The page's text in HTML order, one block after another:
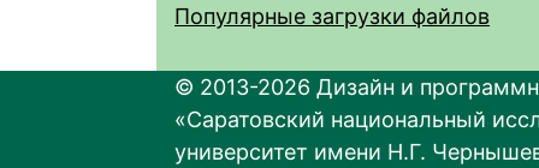
Популярные загрузки файлов
© 2013-2026 Дизайн и
«Саратовский национальный
университет имени Н.Г.